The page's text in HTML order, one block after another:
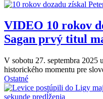
VIDEO 10 rokov
Sagan prvý titul
V sobotu 27. septembra 2025
historického momentu pre
Ostatné